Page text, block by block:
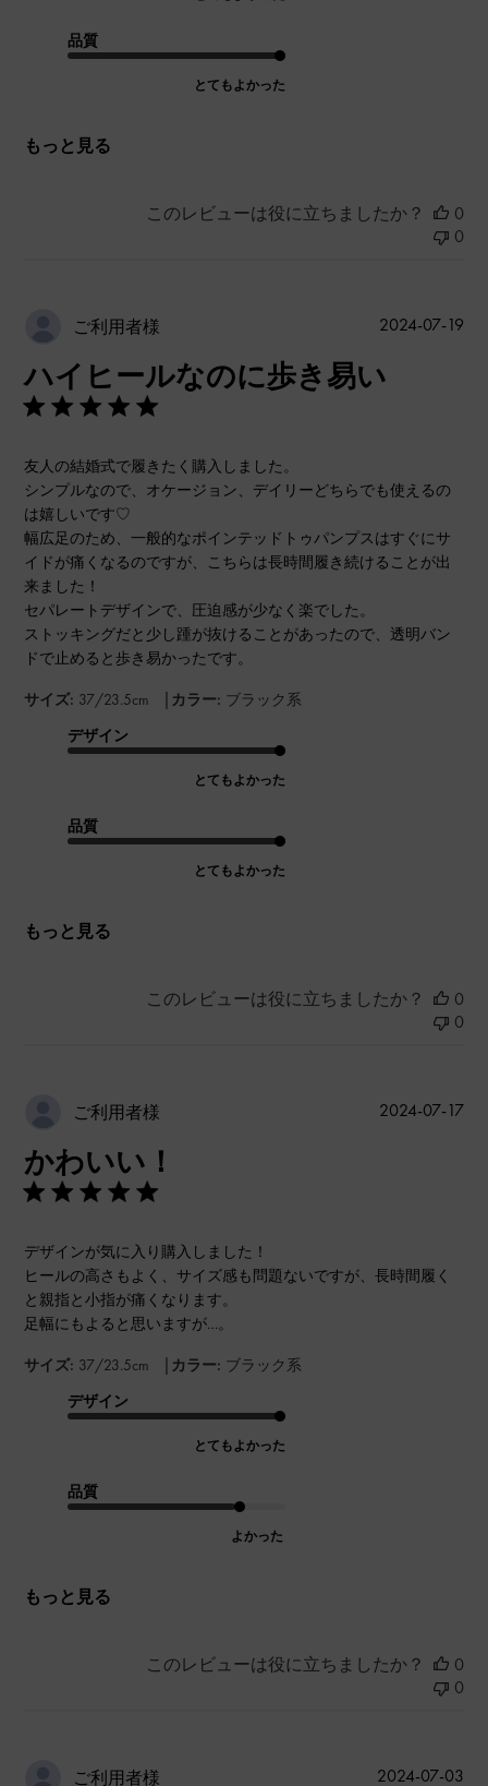
品質
とてもよかった
もっと見る
このレビューは役に立ちましたか？
0
0
ご利用者様
ハイヒールなのに歩き易い
友人の結婚式で履きたく購入しました。
シンプルなので、オケージョン、デイリーどちらでも使えるの
は嬉しいです♡
幅広足のため、一般的なポインテッドトゥパンプスはすぐにサ
イドが痛くなるのですが、こちらは長時間履き続けることが出
来ました！
セパレートデザインで、圧迫感が少なく楽でした。
ストッキングだと少し踵が抜けることがあったので、透明バン
ドで止めると歩き易かったです。
サイズ: 37/23.5cm | カラー: ブラック系
デザイン
とてもよかった
品質
とてもよかった
もっと見る
公
2024-07-19
このレビューは役に立ちましたか？
0
0
ご利用者様
かわいい！
デザインが気に入り購入しました！
ヒールの高さもよく、サイズ感も問題ないですが、長時間履く
と親指と小指が痛くなります。
足幅にもよると思いますが…。
サイズ: 37/23.5cm | カラー: ブラック系
デザイン
とてもよかった
品質
よかった
もっと見る
公
2024-07-17
このレビューは役に立ちましたか？
0
0
ご利用者様
公
2024-07-03